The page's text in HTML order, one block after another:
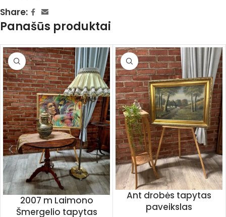
Share:
Panašūs produktai
2007 m Laimono
Šmergelio tapytas
Ant drobės tapytas
paveikslas